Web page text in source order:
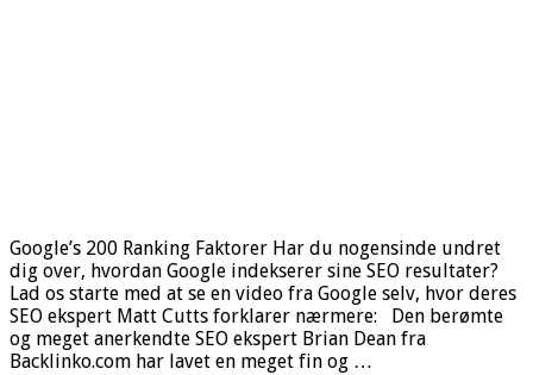
Google’s 200 Ranking Faktorer Har du nogensinde undret
dig over, hvordan Google indekserer sine SEO resultater?
Lad os starte med at se en video fra Google selv, hvor deres
SEO ekspert Matt Cutts forklarer nærmere: Den berømte
og meget anerkendte SEO ekspert Brian Dean fra
Backlinko.com har lavet en meget fin og …